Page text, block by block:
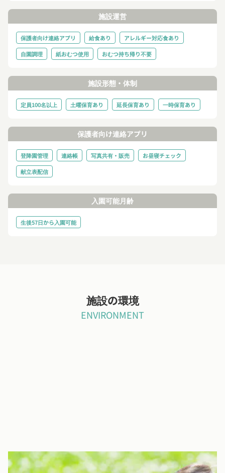
施設運営
保護者向け連絡アプリ 給食あり
アレルギー対応食あり
自園調理
紙おむつ使用 おむつ持ち帰り不要
施設形態・体制
定員100名以上 土曜保育あり 延長保育あり 一時保育あり
保護者向け連絡アプリ
登降園管理 連絡帳 写真共有・販売
お昼寝チェック
献立表配信
入園可能月齢
生後57日から入園可能
施設の環境
ENVIRONMENT
自然をたっぷり味わえる環境